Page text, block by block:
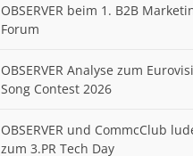
OBSERVER beim 1. B2B
Forum
OBSERVER Analyse zum
Song Contest 2026
OBSERVER und CommcClub
zum 3.PR Tech Day